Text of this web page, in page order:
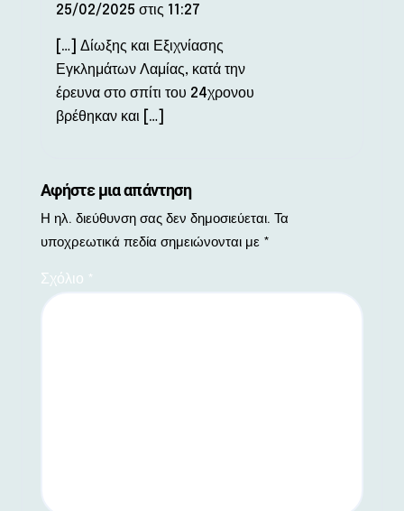
25/02/2025 στις 11:27
[…] Δίωξης και Εξιχνίασης
Εγκλημάτων Λαμίας, κατά την
έρευνα στο σπίτι του 24χρονου
βρέθηκαν και […]
Αφήστε μια απάντηση
Η ηλ. διεύθυνση σας δεν δημοσιεύεται. Τα
υποχρεωτικά πεδία σημειώνονται με *
Σχόλιο *